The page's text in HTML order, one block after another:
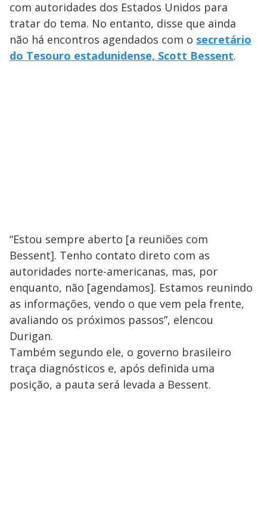
com autoridades dos Estados Unidos para
tratar do tema. No entanto, disse que ainda
não há encontros agendados com o secretário
do Tesouro estadunidense, Scott Bessent.
“Estou sempre aberto [a reuniões com
Bessent]. Tenho contato direto com as
autoridades norte-americanas, mas, por
enquanto, não [agendamos]. Estamos reunindo
as informações, vendo o que vem pela frente,
avaliando os próximos passos”, elencou
Durigan.
Também segundo ele, o governo brasileiro
traça diagnósticos e, após definida uma
posição, a pauta será levada a Bessent.